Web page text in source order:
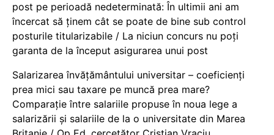
post pe perioadă nedeterminată: În ultimii ani am
încercat să ținem cât se poate de bine sub control
posturile titularizabile / La niciun concurs nu poți
garanta de la început asigurarea unui post
Salarizarea învățământului universitar – coeficienți
prea mici sau taxare pe muncă prea mare?
Comparație între salariile propuse în noua lege a
salarizării și salariile de la o universitate din Marea